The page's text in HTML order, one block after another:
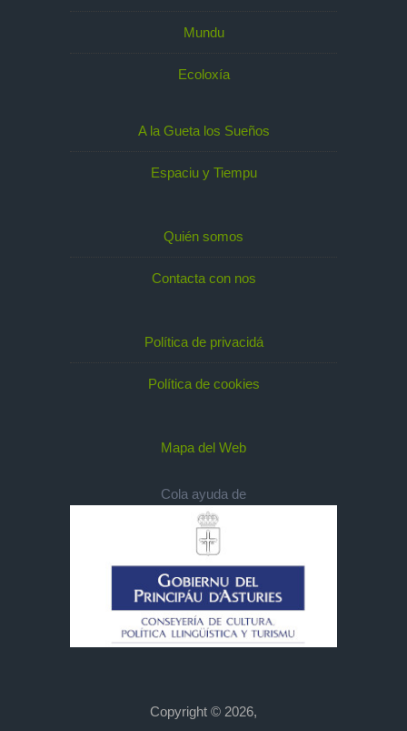
Mundu
Ecoloxía
A la Gueta los Sueños
Espaciu y Tiempu
Quién somos
Contacta con nos
Política de privacidá
Política de cookies
Mapa del Web
Cola ayuda de
Copyright © 2026,